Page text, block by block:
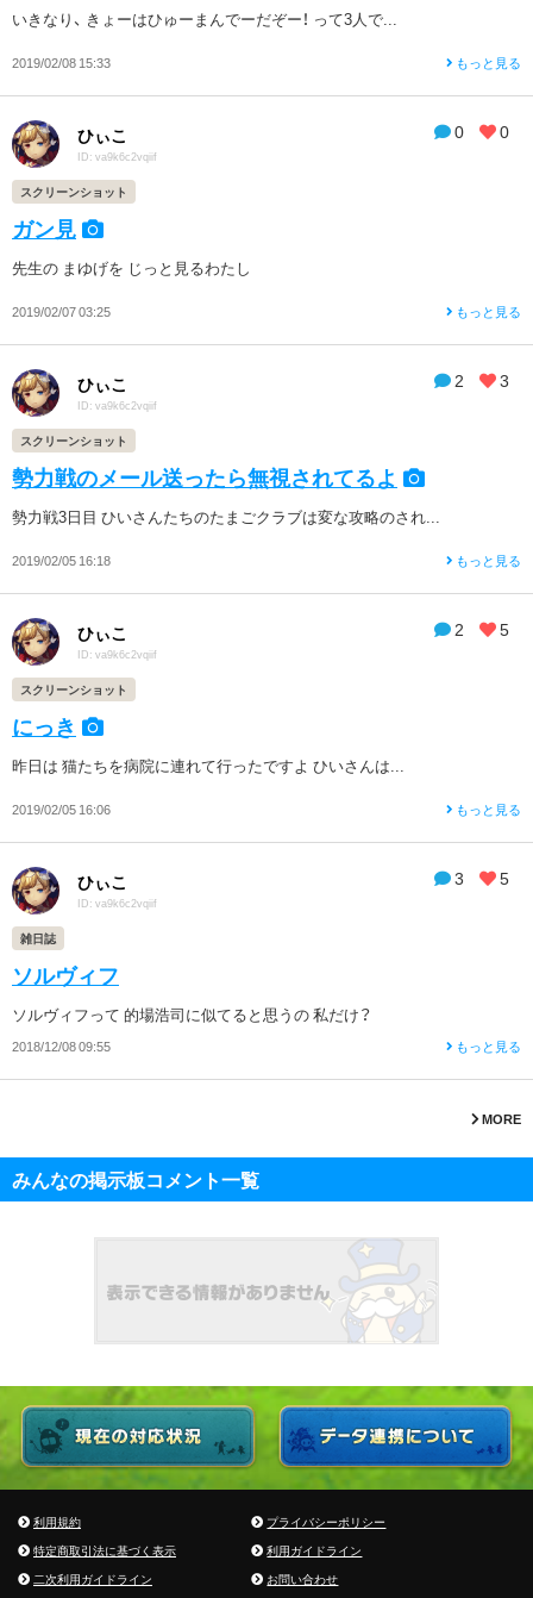
いきなり、 きょーはひゅーまんでーだぞー！ って3人で...
2019/02/08 15:33 もっと見る
0 0
ひぃこ
ID: va9k6c2vqiif
スクリーンショット
ガン見
先生の まゆげを じっと見るわたし
2019/02/07 03:25 もっと見る
2 3
ひぃこ
ID: va9k6c2vqiif
スクリーンショット
勢力戦のメール送ったら無視されてるよ
勢力戦3日目 ひいさんたちのたまごクラブは変な攻略のされ...
2019/02/05 16:18 もっと見る
2 5
ひぃこ
ID: va9k6c2vqiif
スクリーンショット
にっき
昨日は 猫たちを病院に連れて行ったですよ ひいさんは...
2019/02/05 16:06 もっと見る
3 5
ひぃこ
ID: va9k6c2vqiif
雑日誌
ソルヴィフ
ソルヴィフって 的場浩司に似てると思うの 私だけ？
2018/12/08 09:55 もっと見る
MORE
みんなの掲示板コメント一覧
利用規約
プライバシーポリシー
特定商取引法に基づく表示
利用ガイドライン
二次利用ガイドライン
お問い合わせ